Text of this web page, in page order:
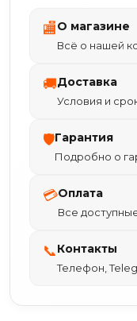
🏬О магазине
Всё о нашей
🚚Доставка
Условия и
🛡Гарантия
Подробно о
💳Оплата
Все
📞Контакты
Телефон,